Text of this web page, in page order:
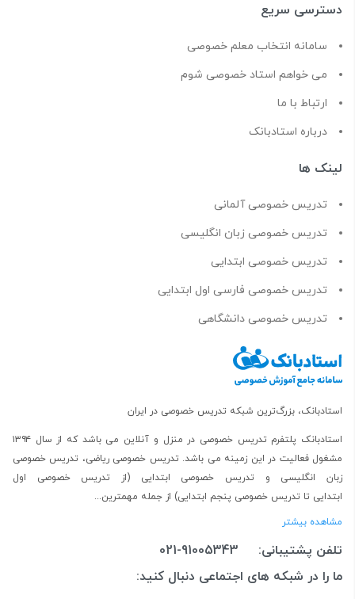
دسترسی سریع
سامانه انتخاب معلم خصوصی
می خواهم استاد خصوصی شوم
ارتباط با ما
درباره استادبانک
لینک ها
تدریس خصوصی آلمانی
تدریس خصوصی زبان انگلیسی
تدریس خصوصی ابتدایی
تدریس خصوصی فارسی اول ابتدایی
تدریس خصوصی دانشگاهی
استادبانک، بزرگ‌ترین شبکه تدریس خصوصی در ایران
استادبانک پلتفرم تدریس خصوصی در منزل و آنلاین
می باشد که از سال ۱۳۹۴
مشغول فعالیت در این زمینه می باشد.تدریس خصوصی ریاضی، تدریس خصوصی
زبان انگلیسی و تدریس خصوصی ابتدایی (از
تدریس خصوصی اول
ابتدایی تا تدریس خصوصی پنجم ابتدایی) از جمله مهمترین...
مشاهده بیشتر
تلفن پشتیبانی:
021-91005343
ما را در شبکه های اجتماعی دنبال کنید: